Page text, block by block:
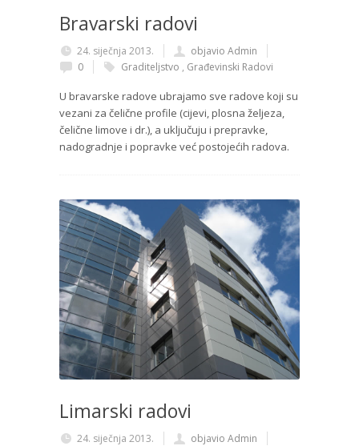
Bravarski radovi
24. siječnja 2013.
objavio Admin
0
Graditeljstvo , Građevinski Radovi
U bravarske radove ubrajamo sve radove koji su
vezani za čelične profile (cijevi, plosna željeza,
čelične limove i dr.), a uključuju i prepravke,
nadogradnje i popravke već postojećih radova.
Limarski radovi
24. siječnja 2013.
objavio Admin